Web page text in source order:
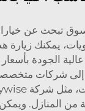
تبحث عن
يمكنك زيارة
الجودة
إلى شركات
المنازل.